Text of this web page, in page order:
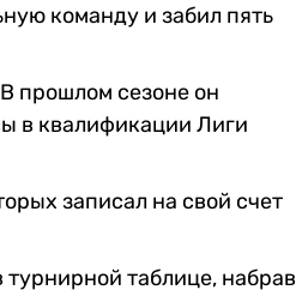
команду и забил пять
прошлом сезоне он
в квалификации Лиги
записал на свой счет
таблице, набрав